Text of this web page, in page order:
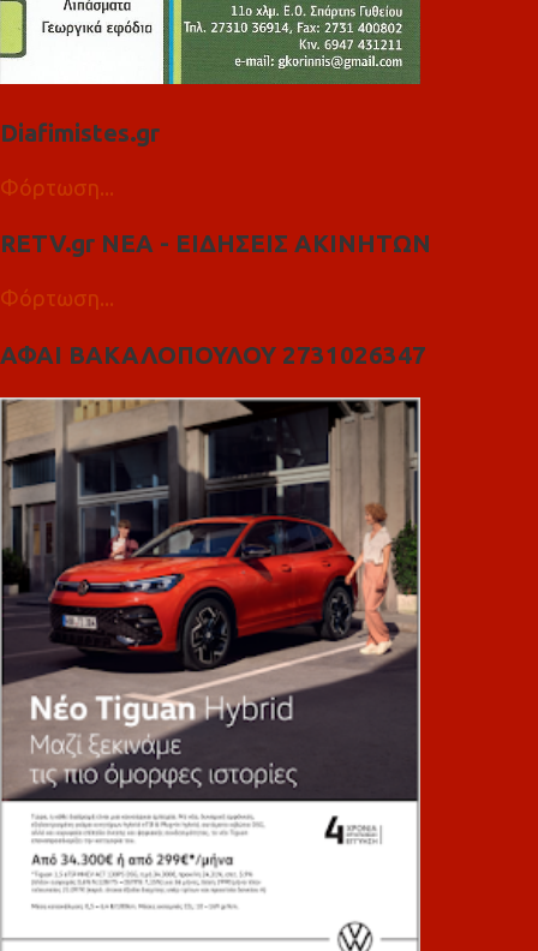
Diafimistes.gr
Φόρτωση...
RETV.gr ΝΕΑ - ΕΙΔΗΣΕΙΣ ΑΚΙΝΗΤΩΝ
Φόρτωση...
ΑΦΑΙ ΒΑΚΑΛΟΠΟΥΛΟΥ 2731026347